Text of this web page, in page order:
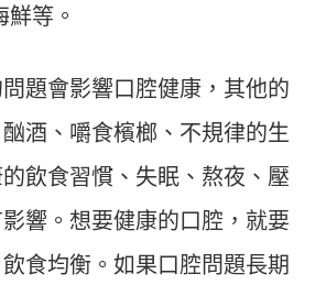
等。
題會影響口腔健康，其他的
酒、嚼食檳榔、不規律的生
飲食習慣、失眠、熬夜、壓
響。想要健康的口腔，就要
食均衡。如果口腔問題長期